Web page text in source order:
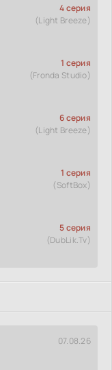
4 серия
(Light Breeze)
1 серия
(Fronda Studio)
6 серия
(Light Breeze)
1 серия
(SoftBox)
5 серия
(DubLik.Tv)
07.08.26